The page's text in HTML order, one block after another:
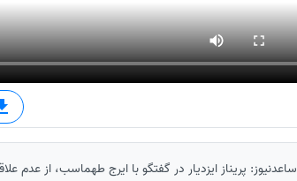
ساعدنیوز: پریناز ایزدیار در گفتگو با ایرج طهماسب، از